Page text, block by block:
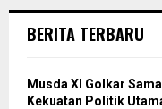
BERITA TERBARU
Musda XI Golkar
Kekuatan Politik